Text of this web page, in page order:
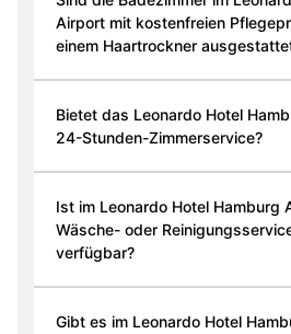
Airport mit kostenfreien
einem Haartrockner
Bietet das Leonardo Hotel
24-Stunden-Zimmerservice?
Ist im Leonardo Hotel Hamburg
Wäsche- oder
verfügbar?
Gibt es im Leonardo Hotel